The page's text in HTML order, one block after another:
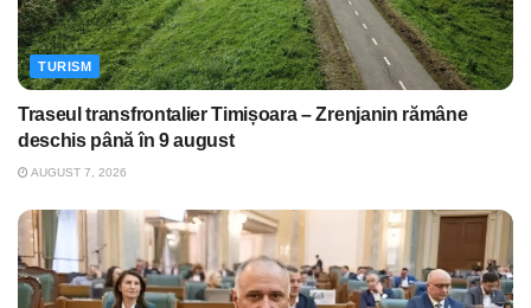
TURISM
Traseul transfrontalier Timișoara – Zrenjanin rămâne
deschis până în 9 august
AUGUST 7, 2026